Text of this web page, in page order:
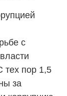
с
тех пор 1,5
за